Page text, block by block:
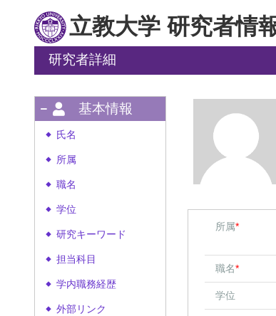
立教大学 研究者情
研究者詳細
基本情報
◆ 氏名
◆ 所属
◆ 職名
◆ 学位
◆ 研究キーワード
◆ 担当科目
◆ 学内職務経歴
◆ 外部リンク
所属*
職名*
学位